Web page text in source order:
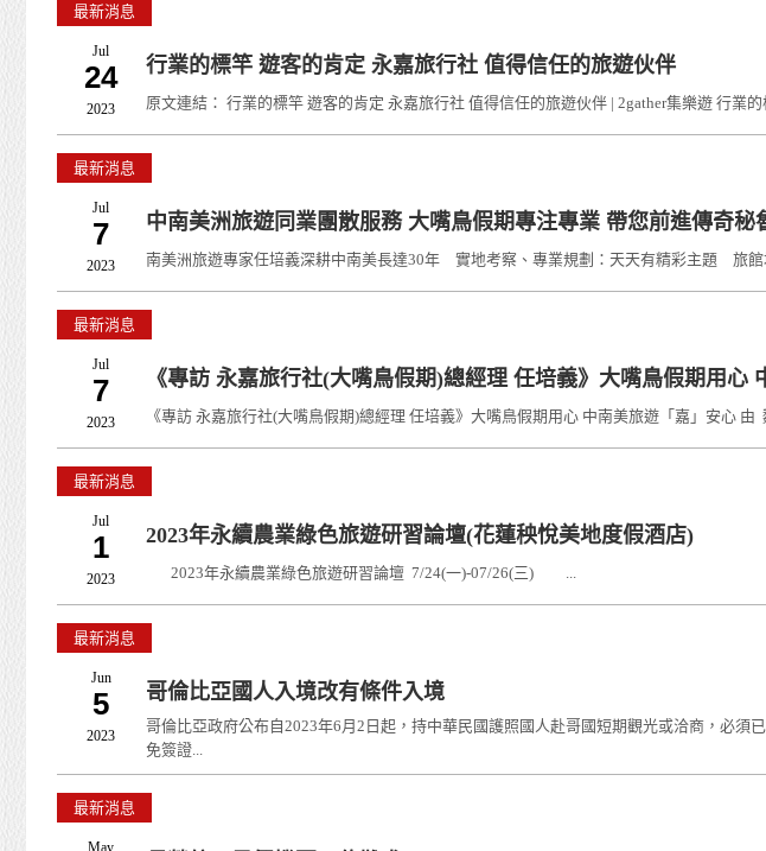
最新消息
Jul
24
2023
行業的標竿 遊客的肯定 永嘉旅行社 值得信任的旅遊伙伴
原文連結： 行業的標竿 遊客的肯定 永嘉旅行社 值得信任的旅遊伙伴 | 2gather集樂遊 行業
最新消息
Jul
7
2023
中南美洲旅遊同業團散服務 大嘴鳥假期專注專業 帶您前進傳奇秘
南美洲旅遊專家任培義深耕中南美長達30年 實地考察、專業規劃：天天有精彩主題 旅
最新消息
Jul
7
2023
《專訪 永嘉旅行社(大嘴鳥假期)總經理 任培義》大嘴鳥假期用心
《專訪 永嘉旅行社(大嘴鳥假期)總經理 任培義》大嘴鳥假期用心 中南美旅遊「嘉」安心 由
最新消息
Jul
1
2023
2023年永續農業綠色旅遊研習論壇(花蓮秧悅美地度假酒店)
2023年永續農業綠色旅遊研習論壇 7/24(一)-07/26(三) ...
最新消息
Jun
5
2023
哥倫比亞國人入境改有條件入境
哥倫比亞政府公布自2023年6月2日起，持中華民國護照國人赴哥國短期觀光或洽商，必
免簽證...
最新消息
May